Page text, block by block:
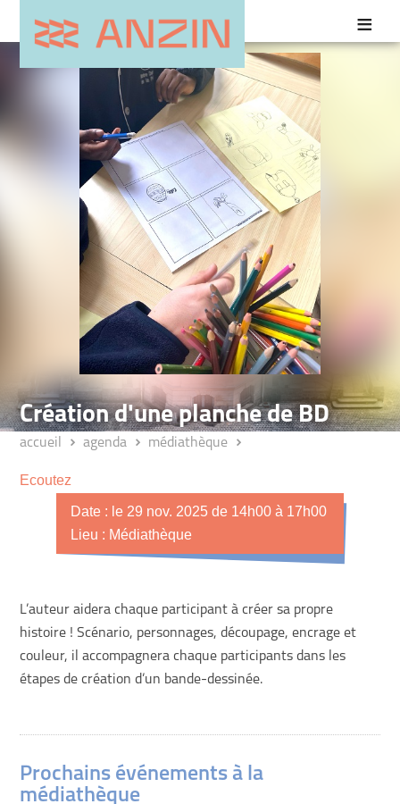
Création d'une planche de BD
accueil agenda médiathèque
Ecoutez
Date : le 29 nov. 2025 de 14h00 à 17h00
Lieu : Médiathèque
L’auteur aidera chaque participant à créer sa propre
histoire ! Scénario, personnages, découpage, encrage et
couleur, il accompagnera chaque participants dans les
étapes de création d’un bande-dessinée.
Prochains événements à la
médiathèque